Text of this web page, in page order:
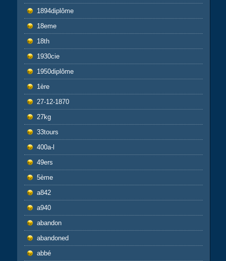
1894diplôme
18eme
18th
1930cie
1950diplôme
1ère
27-12-1870
27kg
33tours
400a-l
49ers
5ème
a842
a940
abandon
abandoned
abbé